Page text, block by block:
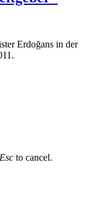
Erdoğans in der
Esc to cancel.